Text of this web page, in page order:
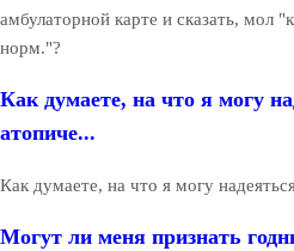
амбулаторной карте и сказать, мол
норм."?
Как думаете, на что я могу
атопиче...
Как думаете, на что я могу
Могут ли меня признать